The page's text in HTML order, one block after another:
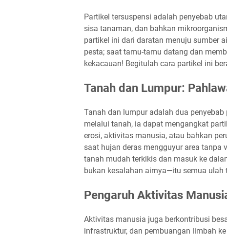
Partikel tersuspensi adalah penyebab
sisa tanaman, dan bahkan
partikel ini dari daratan menuju sumber
pesta; saat tamu-tamu datang dan
kekacauan! Begitulah cara partikel ini
Tanah dan Lumpur:
Tanah dan lumpur adalah dua
melalui tanah, ia dapat mengangkat
erosi, aktivitas manusia, atau bahkan
saat hujan deras mengguyur area tanpa
tanah mudah terkikis dan masuk ke
bukan kesalahan airnya—itu semua ulah
Pengaruh Aktivitas
Aktivitas manusia juga berkontribusi
infrastruktur, dan pembuangan limbah